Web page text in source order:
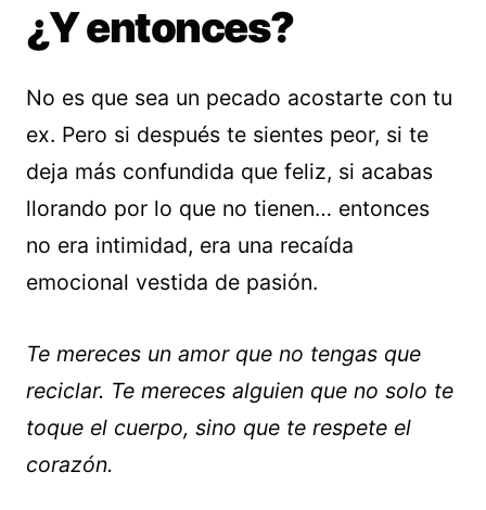
¿Y entonces?
No es que sea un pecado acostarte con tu
ex. Pero si después te sientes peor, si te
deja más confundida que feliz, si acabas
llorando por lo que no tienen… entonces
no era intimidad, era una recaída
emocional vestida de pasión.
Te mereces un amor que no tengas que
reciclar. Te mereces alguien que no solo te
toque el cuerpo, sino que te respete el
corazón.